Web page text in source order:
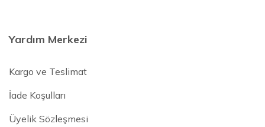
Yardım Merkezi
Kargo ve Teslimat
İade Koşulları
Üyelik Sözleşmesi